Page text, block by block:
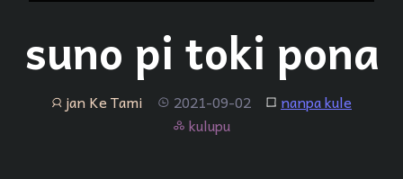
suno pi toki pona
jan jan Ke Tami tenpo 2021-09-02 lipu nanpa kule
kulupu kulupu